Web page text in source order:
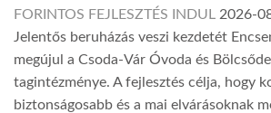
FORINTOS FEJLESZTÉS INDUL 2026-
Jelentős beruházás veszi kezdetét
megújul a Csoda-Vár Óvoda és
tagintézménye. A fejlesztés célja, hogy
biztonságosabb és a mai elvárásoknak